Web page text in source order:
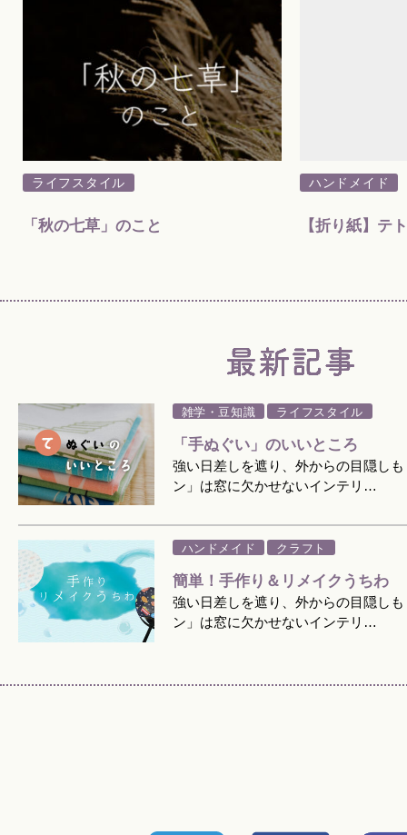
ライフスタイル
「秋の七草」のこと
ハンドメイド
【折り紙】テ
雑学・豆知識 ライフスタイル
「手ぬぐい」のいいところ
強い日差しを遮り、外からの目隠し
ン」は窓に欠かせないインテリ…
ハンドメイド クラフト
簡単！手作り＆リメイクうちわ
強い日差しを遮り、外からの目隠し
ン」は窓に欠かせないインテリ…